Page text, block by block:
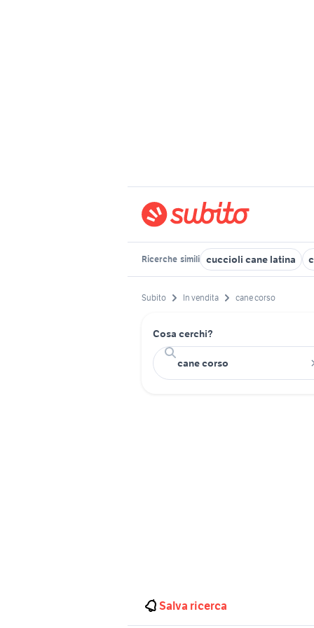
Ricerche simili cuccioli cane latina
Subito In vendita cane corso
Cosa cerchi?
Salva ricerca